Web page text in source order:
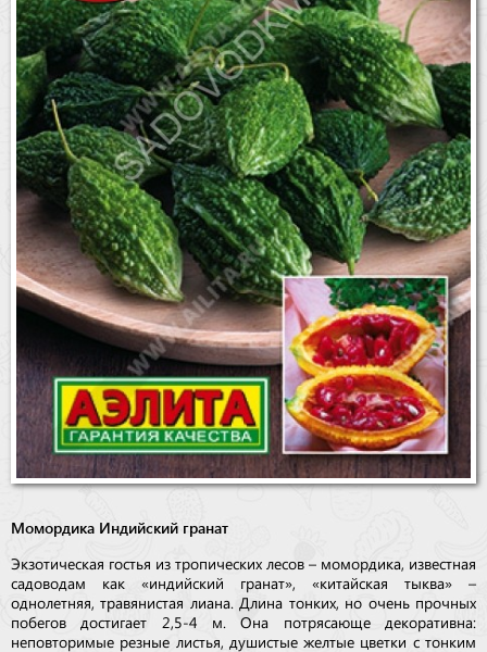
Момордика Индийский гранат
Экзотическая гостья из тропических лесов – момордика, известная
садоводам как «индийский гранат», «китайская тыква» –
однолетняя, травянистая лиана. Длина тонких, но очень прочных
побегов достигает 2,5-4 м. Она потрясающе декоративна:
неповторимые резные листья, душистые желтые цветки с тонким